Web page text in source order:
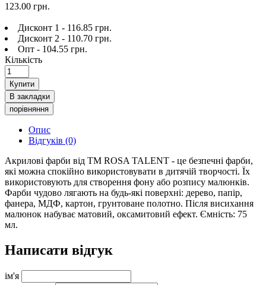
123.00 грн.
Дисконт 1 - 116.85 грн.
Дисконт 2 - 110.70 грн.
Опт - 104.55 грн.
Кількість
Купити
В закладки
порівняння
Опис
Відгуків (0)
Акрилові фарби від ТМ ROSA TALENT - це безпечні фарби,
які можна спокійно використовувати в дитячій творчості. Їх
використовують для створення фону або розпису малюнків.
Фарби чудово лягають на будь-які поверхні: дерево, папір,
фанера, МДФ, картон, грунтоване полотно. Після висихання
малюнок набуває матовий, оксамитовий ефект. Ємність: 75
мл.
Написати відгук
ім'я